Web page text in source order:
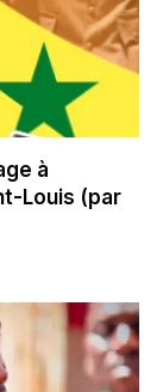
à
Louis (par